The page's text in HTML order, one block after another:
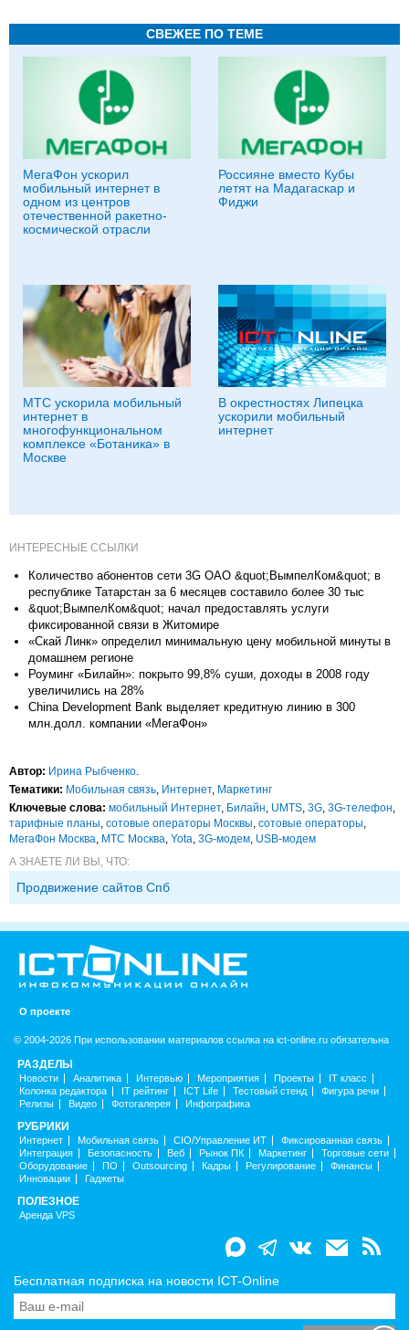
СВЕЖЕЕ ПО ТЕМЕ
МегаФон ускорил
мобильный интернет в
одном из центров
отечественной ракетно-
космической отрасли
Россияне вместо Кубы
летят на Мадагаскар и
Фиджи
МТС ускорила мобильный
интернет в
многофункциональном
комплексе «Ботаника» в
Москве
В окрестностях Липецка
ускорили мобильный
интернет
ИНТЕРЕСНЫЕ ССЫЛКИ
Количество абонентов сети 3G ОАО &quot;ВымпелКом&quot; в
республике Татарстан за 6 месяцев составило более 30 тыс
&quot;ВымпелКом&quot; начал предоставлять услуги
фиксированной связи в Житомире
«Скай Линк» определил минимальную цену мобильной минуты в
домашнем регионе
Роуминг «Билайн»: покрыто 99,8% суши, доходы в 2008 году
увеличились на 28%
China Development Bank выделяет кредитную линию в 300
млн.долл. компании «МегаФон»
Автор: Ирина Рыбченко
Тематики: Мобильная связь Интернет, Маркетинг
Ключевые слова: мобильный Интернет, Билайн UMTS 3G 3G-телефон
тарифные планы сотовые операторы Москвы сотовые операторы
МегаФон Москва МТС Москва Yota 3G-модем USB-модем
А ЗНАЕТЕ ЛИ ВЫ, ЧТО:
Продвижение сайтов Спб
О проекте
© 2004-2026 При использовании материалов ссылка на ict-online.ru обязательна
РАЗДЕЛЫ
Новости Аналитика Интервью Мероприятия Проекты
IT класс
Колонка редактора
IT рейтинг ICT Life Тестовый стенд
Фигура речи
Релизы
Видео Фотогалерея Инфографика
РУБРИКИ
Интернет Мобильная связь CIO/Управление ИТ
Фиксированная связь
Интеграция
Безопасность Веб Рынок ПК Маркетинг
Торговые сети
Оборудование
ПО Outsourcing Кадры Регулирование
Финансы
Инновации
Гаджеты
ПОЛЕЗНОЕ
Аренда VPS
Бесплатная подписка на новости ICT-Online